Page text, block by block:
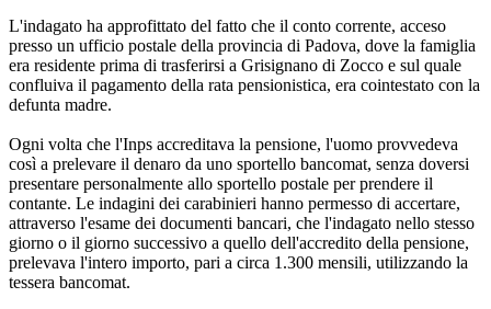
L'indagato ha approfittato del fatto che il conto corrente, acceso
presso un ufficio postale della provincia di Padova, dove la famiglia
era residente prima di trasferirsi a Grisignano di Zocco e sul quale
confluiva il pagamento della rata pensionistica, era cointestato con la
defunta madre.
Ogni volta che l'Inps accreditava la pensione, l'uomo provvedeva
così a prelevare il denaro da uno sportello bancomat, senza doversi
presentare personalmente allo sportello postale per prendere il
contante. Le indagini dei carabinieri hanno permesso di accertare,
attraverso l'esame dei documenti bancari, che l'indagato nello stesso
giorno o il giorno successivo a quello dell'accredito della pensione,
prelevava l'intero importo, pari a circa 1.300 mensili, utilizzando la
tessera bancomat.